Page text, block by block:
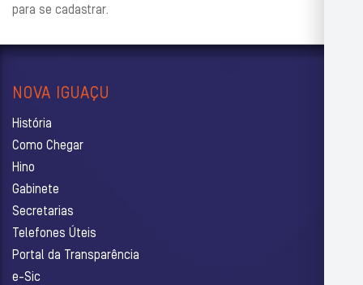
para se cadastrar.
NOVA IGUAÇU
História
Como Chegar
Hino
Gabinete
Secretarias
Telefones Úteis
Portal da Transparência
e-Sic